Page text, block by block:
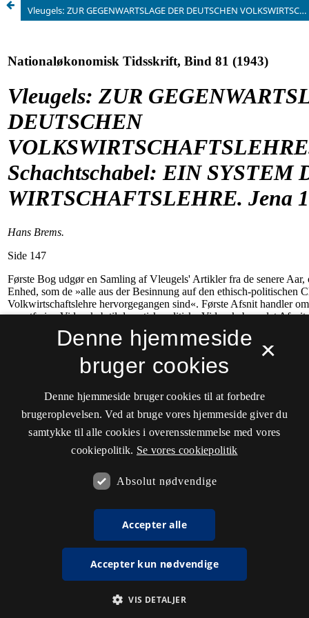
Vleugels: ZUR GEGENWARTSLAGE DER DEUTSCHEN VOLKSWIRTSCHAFTSLEHRE. 1939. 148 S Schachtschabel: EIN SYSTEM DER WIRTSCHAFTSLEHRE. Jena 1940. 108 S.
×
Denne hjemmeside
bruger cookies
Denne hjemmeside bruger cookies til at forbedre
brugeroplevelsen. Ved at bruge vores hjemmeside giver du
samtykke til alle cookies i overensstemmelse med vores
cookiepolitik. Se vores cookiepolitik
Absolut nødvendige
Accepter alle
Accepter kun nødvendige
VIS DETALJER